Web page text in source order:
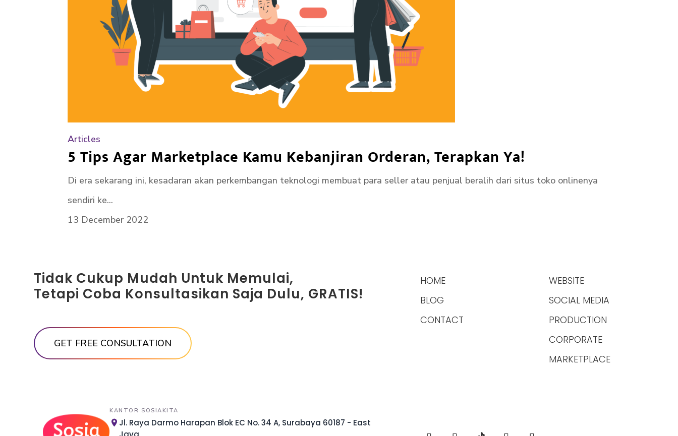
Articles
5 Tips Agar Marketplace Kamu Kebanjiran Orderan, Terapkan Ya!
Di era sekarang ini, kesadaran akan perkembangan teknologi membuat para seller atau penjual beralih dari situs toko onlinenya
sendiri ke...
13 December 2022
Tidak Cukup Mudah Untuk Memulai,
Tetapi Coba Konsultasikan Saja Dulu, GRATIS!
HOME
BLOG
CONTACT
WEBSITE
SOCIAL MEDIA
PRODUCTION
CORPORATE
MARKETPLACE
KANTOR SOSIAKITA
Jl. Raya Darmo Harapan Blok EC No. 34 A, Surabaya 60187 - East